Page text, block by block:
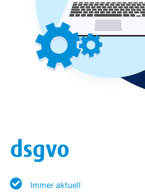
dsgvo
Immer aktuell